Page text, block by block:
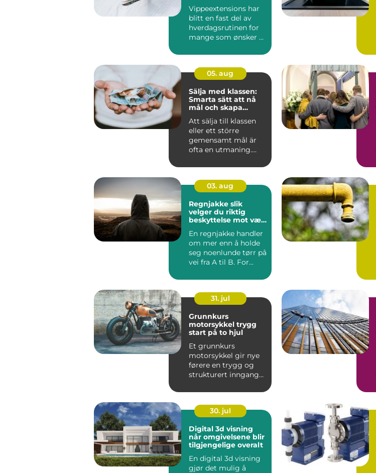
Vippeextensions har
blitt en fast del av
hverdagsrutinen for
mange som ønsker å
05. aug
Sälja med klassen:
Smarta sätt att nå
mål och skapa
Att sälja till klassen
eller ett större
gemensamt mål är
ofta en utmaning.
03. aug
Regnjakke slik
velger du riktig
beskyttelse mot vær
En regnjakke handler
om mer enn å holde
seg noenlunde tørr på
vei fra A til B. For
31. jul
Grunnkurs
motorsykkel trygg
start på to hjul
Et grunnkurs
motorsykkel gir nye
førere en trygg og
strukturert inngang
motorsykkelopplærin
g. Ku...
30. jul
Digital 3d visning
når omgivelsene blir
tilgjengelige overalt
En digital 3d visning
gjør det mulig å